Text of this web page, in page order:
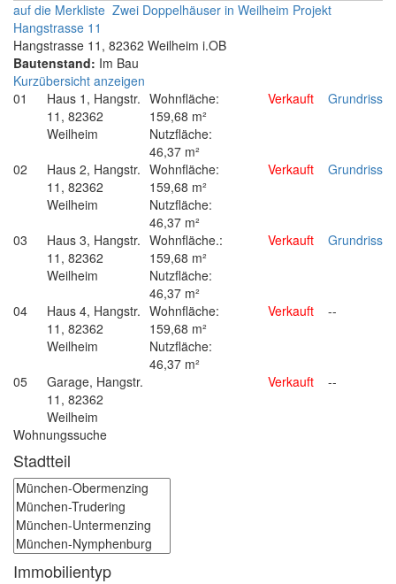
auf die Merkliste Zwei Doppelhäuser in Weilheim Projekt
Hangstrasse 11
Hangstrasse 11, 82362 Weilheim i.OB
Bautenstand: Im Bau
Kurzübersicht anzeigen
01
Haus 1, Hangstr.
11, 82362
Weilheim
Wohnfläche:
159,68 m²
Nutzfläche:
46,37 m²
Verkauft Grundriss
02
Haus 2, Hangstr.
11, 82362
Weilheim
Wohnfläche:
159,68 m²
Nutzfläche:
46,37 m²
Verkauft Grundriss
03
Haus 3, Hangstr.
11, 82362
Weilheim
Wohnfläche.:
159,68 m²
Nutzfläche:
46,37 m²
Verkauft Grundriss
04
Haus 4, Hangstr.
11, 82362
Weilheim
Wohnfläche:
159,68 m²
Nutzfläche:
46,37 m²
Verkauft --
05
Garage, Hangstr.
11, 82362
Weilheim
Verkauft --
Wohnungssuche
Stadtteil
Immobilientyp